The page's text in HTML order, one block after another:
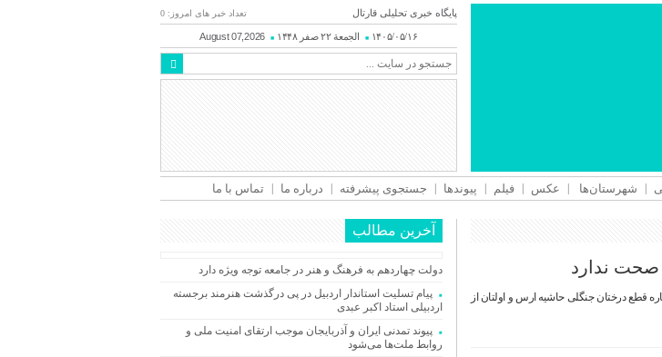
پایگاه خبری تحلیلی قارتال تعداد خبر های امروز: 0
۱۴۰۵/۰۵/۱۶ الجمعة ۲۲ صفر ۱۴۴۸ August 07,2026
شهرستان‌ها عکس فیلم پیوندها جستجوی پیشرفته درباره ما تماس با ما
صحت ندارد
قطع درختان جنگلی حاشیه ارس و اولتان از
آخرین مطالب
دولت چهاردهم به فرهنگ و هنر در جامعه توجه ویژه دارد
پیام تسلیت استاندار اردبیل در پی درگذشت هنرمند برجسته
اردبیلی استاد اکبر عبدی
پیوند تمدنی ایران و آذربایجان موجب ارتقای امنیت ملی و
روابط ملت‌ها می‌شود